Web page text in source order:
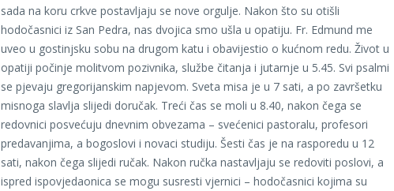
sada na koru crkve postavljaju se nove orgulje. Nakon što su otišli
hodočasnici iz San Pedra, nas dvojica smo ušla u opatiju. Fr. Edmund me
uveo u gostinjsku sobu na drugom katu i obavijestio o kućnom redu. Život u
opatiji počinje molitvom pozivnika, službe čitanja i jutarnje u 5.45. Svi psalmi
se pjevaju gregorijanskim napjevom. Sveta misa je u 7 sati, a po završetku
misnoga slavlja slijedi doručak. Treći čas se moli u 8.40, nakon čega se
redovnici posvećuju dnevnim obvezama – svećenici pastoralu, profesori
predavanjima, a bogoslovi i novaci studiju. Šesti čas je na rasporedu u 12
sati, nakon čega slijedi ručak. Nakon ručka nastavljaju se redoviti poslovi, a
ispred ispovjedaonica se mogu susresti vjernici – hodočasnici kojima su